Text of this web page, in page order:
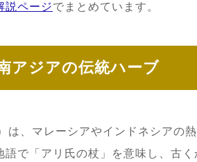
説ページでまとめています。
アジアの伝統ハーブ
は、マレーシアやインドネシアの
語で「アリ氏の杖」を意味し、古